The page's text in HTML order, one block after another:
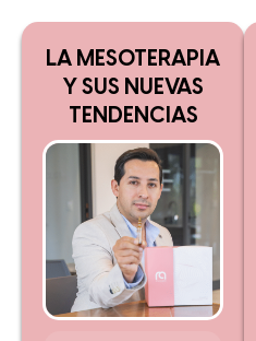
LA MESOTERAPIA
Y SUS NUEVAS
TENDENCIAS